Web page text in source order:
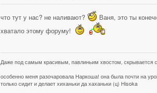
что тут у нас? не наливают?
Ваня, это ты
хватало этому форуму!
Даже под самым красивым, павлиньим хвостом, скрывается
особенно меня разочаровала Наркоша! она была почти на
только сидит и делает хиханьки да хаханьки (ц) Hisoka